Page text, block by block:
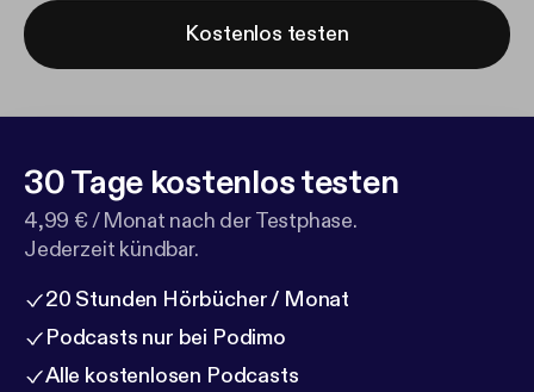
Kostenlos testen
30 Tage kostenlos testen
4,99 € / Monat nach der Testphase.
Jederzeit kündbar.
20 Stunden Hörbücher / Monat
Podcasts nur bei Podimo
Alle kostenlosen Podcasts